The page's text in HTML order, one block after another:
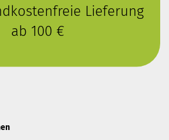
Lieferung
ab 100 €